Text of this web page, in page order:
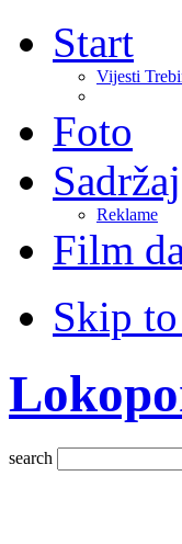
Start
Vijesti
Foto
Sadržaj
Reklame
Film
Skip
search